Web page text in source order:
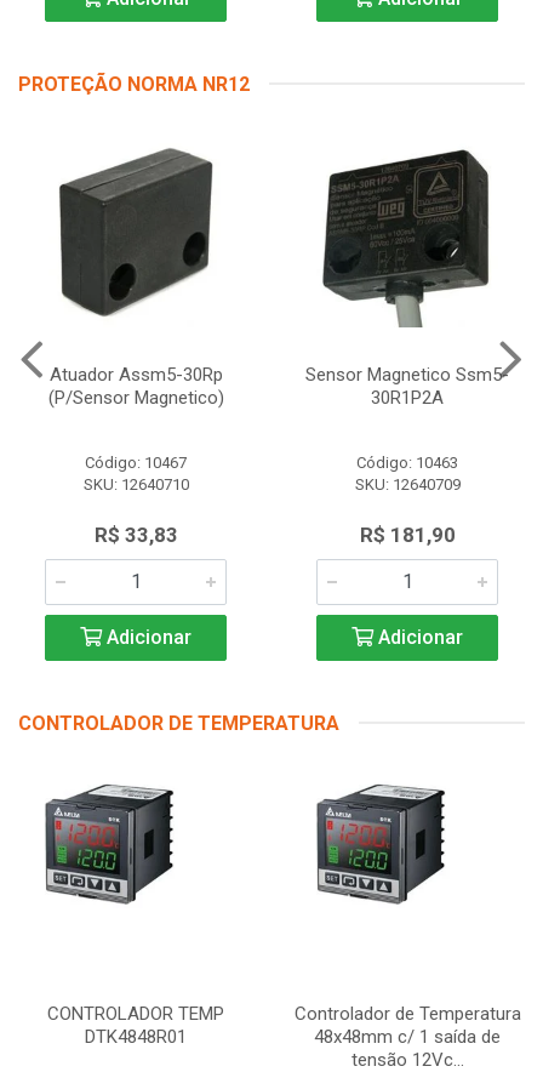
PROTEÇÃO NORMA NR12
Atuador Assm5-30Rp
(P/Sensor Magnetico)
Código: 10467
SKU: 12640710
R$ 33,83
Adicionar
Sensor Magnetico Ssm5-
30R1P2A
Código: 10463
SKU: 12640709
R$ 181,90
Adicionar
CONTROLADOR DE TEMPERATURA
CONTROLADOR TEMP
DTK4848R01
Controlador de Temperatura
48x48mm c/ 1 saída de
tensão 12Vc...